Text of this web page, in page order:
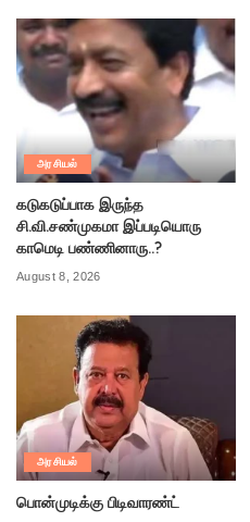
அரசியல்
கடுகடுப்பாக இருந்த
சி.வி.சண்முகமா இப்படியொரு
காமெடி பண்ணினாரு..?
August 8, 2026
அரசியல்
பொன்முடிக்கு பிடிவாரண்ட்